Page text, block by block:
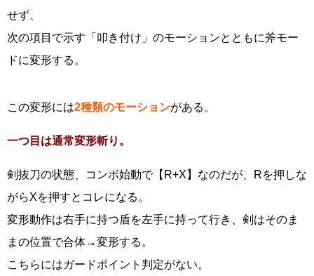
せず、
次の項目で示す「叩き付け」のモーションとともに斧モー
ドに変形する。
この変形には2種類のモーションがある。
一つ目は通常変形斬り。
剣抜刀の状態、コンボ始動で【R+X】なのだが、Rを押しな
がらXを押すとコレになる。
変形動作は右手に持つ盾を左手に持って行き、剣はそのま
まの位置で合体→変形する。
こちらにはガードポイント判定がない。